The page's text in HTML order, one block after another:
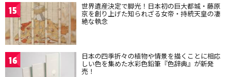
15 世界遺産決定で脚光！日本初の巨大都城・藤原
京を創り上げた知られざる女帝・持統天皇の凄
絶な執念
16 日本の四季折々の植物や情景を描くことに相応
しい色を集めた水彩色鉛筆『色辞典』が新発
売！